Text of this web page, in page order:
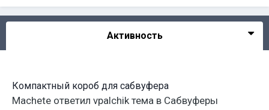
Активность
Компактный короб для сабвуфера
Machete ответил vpalchikтема в Сабвуферы